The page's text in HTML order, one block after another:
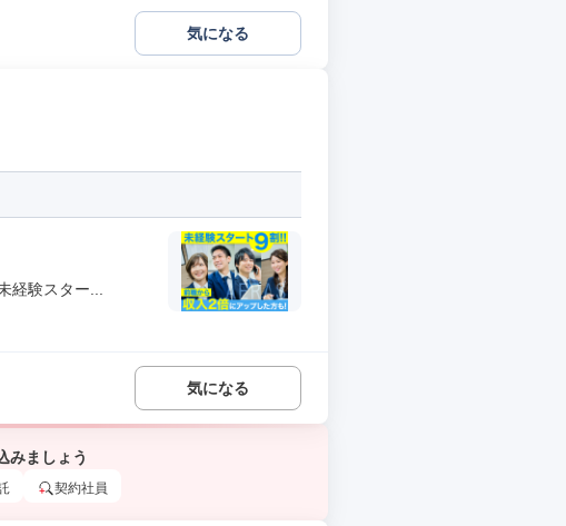
気になる
スター...
気になる
みましょう
契約社員